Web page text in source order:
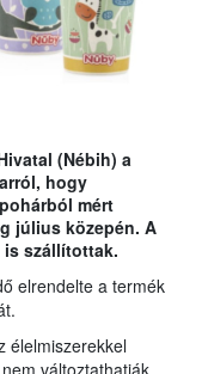
(Nébih) a
hogy
mért
július közepén. A
is szállítottak.
elrendelte a termék
élelmiszerekkel